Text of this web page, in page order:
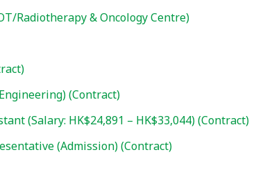
Radiotherapy & Oncology Centre)
(Contract)
(Salary: HK$24,891 – HK$33,044) (Contract)
(Admission) (Contract)